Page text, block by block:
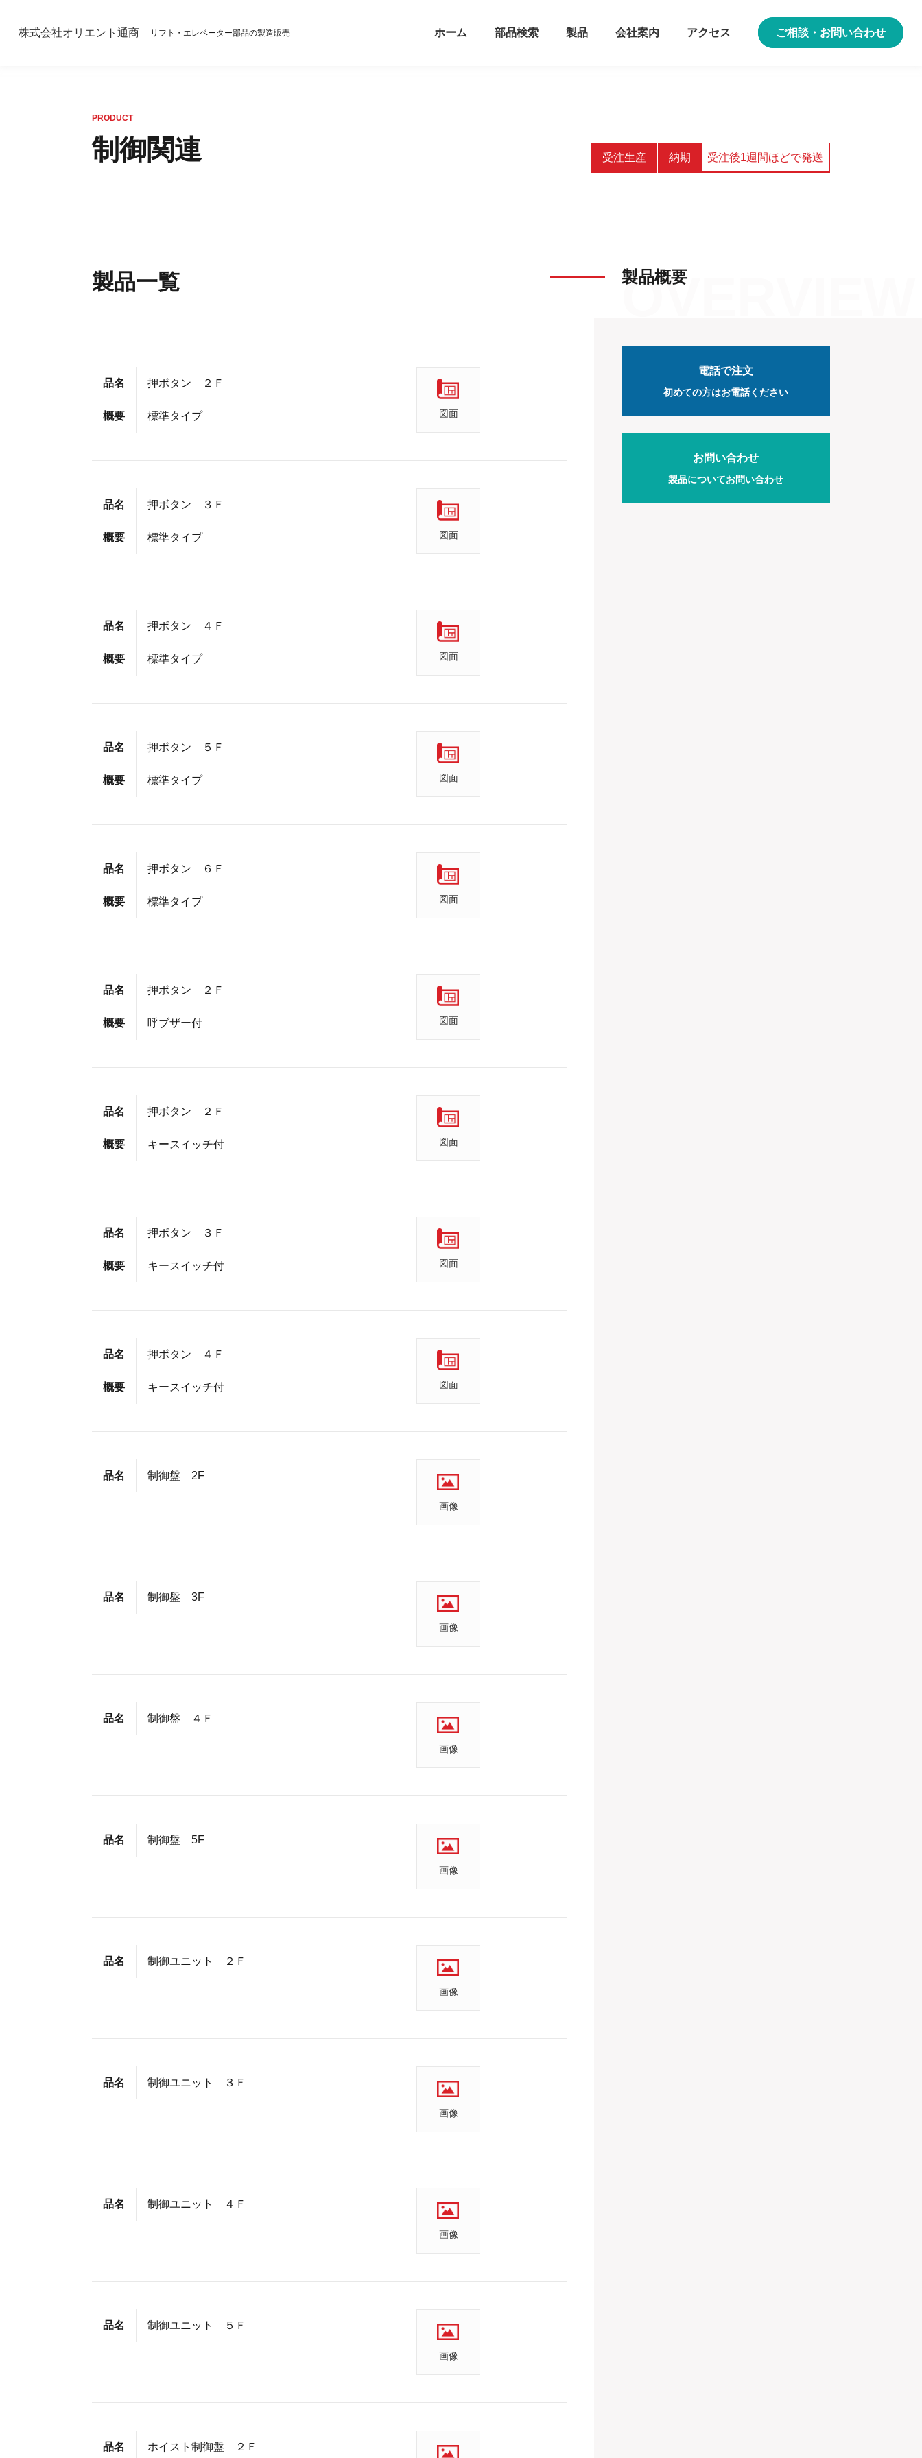
リフト・エレベーター部品の製造販売
株式会社オリエント通商 ホーム 部品検索 製品 会社案内 アクセス ご相談・お問い合わせ
PRODUCT
制御関連 受注生産 納期 受注後1週間ほどで発送
製品一覧
品名 押ボタン ２Ｆ
概要 標準タイプ 図面
品名 押ボタン ３Ｆ
概要 標準タイプ 図面
品名 押ボタン ４Ｆ
概要 標準タイプ 図面
品名 押ボタン ５Ｆ
概要 標準タイプ 図面
品名 押ボタン ６Ｆ
概要 標準タイプ 図面
品名 押ボタン ２Ｆ
概要 呼ブザー付 図面
品名 押ボタン ２Ｆ
概要 キースイッチ付 図面
品名 押ボタン ３Ｆ
概要 キースイッチ付 図面
品名 押ボタン ４Ｆ
概要 キースイッチ付 図面
品名 制御盤 2F
画像
品名 制御盤 3F
画像
品名 制御盤 ４Ｆ
画像
品名 制御盤 5F
画像
品名 制御ユニット ２Ｆ
画像
品名 制御ユニット ３Ｆ
画像
品名 制御ユニット ４Ｆ
画像
品名 制御ユニット ５Ｆ
画像
品名 ホイスト制御盤 ２Ｆ
製品概要
電話で注文
初めての方はお電話ください
お問い合わせ
製品についてお問い合わせ